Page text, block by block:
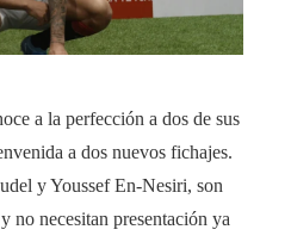
a la perfección a dos de sus
a dos nuevos fichajes.
y Youssef En-Nesiri, son
no necesitan presentación ya